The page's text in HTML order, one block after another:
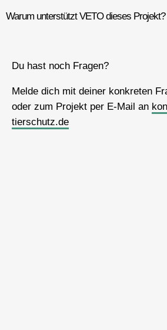
Warum unterstützt VETO dieses Projekt?
Du hast noch Fragen?
Melde dich mit deiner konkreten
oder zum Projekt per E-Mail an
tierschutz.de